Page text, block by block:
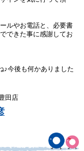
ルやお電話と、必要書
できた事に感謝してお
♪今後も何かありました
田店